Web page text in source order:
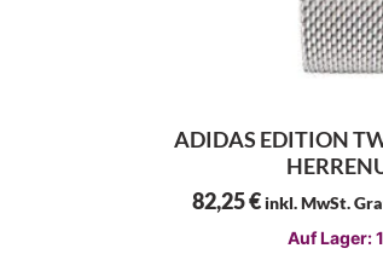
ADIDAS EDITION
82,25€inkl. MwSt.
Auf Lager: